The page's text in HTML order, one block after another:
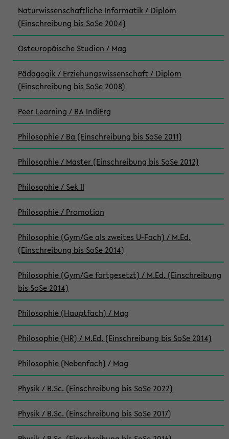
Naturwissenschaftliche Informatik / Diplom
(Einschreibung bis SoSe 2004)
Osteuropäische Studien / Mag
Pädagogik / Erziehungswissenschaft / Diplom
(Einschreibung bis SoSe 2008)
Peer Learning / BA IndiErg
Philosophie / Ba (Einschreibung bis SoSe 2011)
Philosophie / Master (Einschreibung bis SoSe 2012)
Philosophie / Sek II
Philosophie / Promotion
Philosophie (Gym/Ge als zweites U-Fach) / M.Ed.
(Einschreibung bis SoSe 2014)
Philosophie (Gym/Ge fortgesetzt) / M.Ed. (Einschreibung
bis SoSe 2014)
Philosophie (Hauptfach) / Mag
Philosophie (HR) / M.Ed. (Einschreibung bis SoSe 2014)
Philosophie (Nebenfach) / Mag
Physik / B.Sc. (Einschreibung bis SoSe 2022)
Physik / B.Sc. (Einschreibung bis SoSe 2017)